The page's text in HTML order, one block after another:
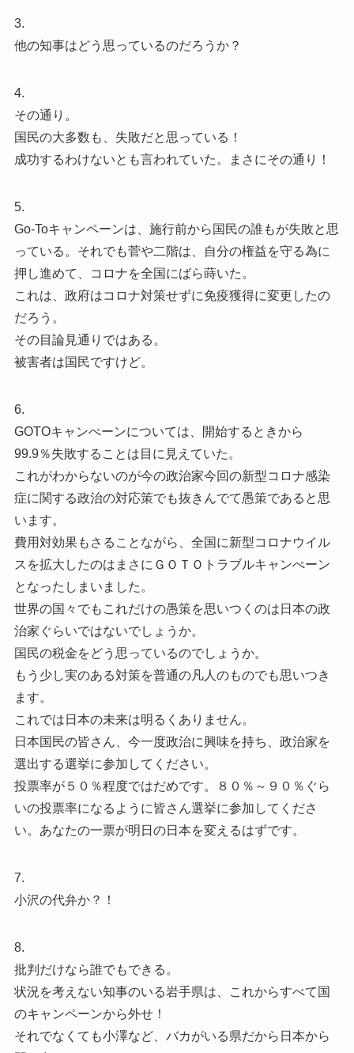
3.
他の知事はどう思っているのだろうか？
4.
その通り。
国民の大多数も、失敗だと思っている！
成功するわけないとも言われていた。まさにその通り！
5.
Go-Toキャンペーンは、施行前から国民の誰もが失敗と思
っている。それでも菅や二階は、自分の権益を守る為に
押し進めて、コロナを全国にばら蒔いた。
これは、政府はコロナ対策せずに免疫獲得に変更したの
だろう。
その目論見通りではある。
被害者は国民ですけど。
6.
GOTOキャンぺーンについては、開始するときから
99.9％失敗することは目に見えていた。
これがわからないのが今の政治家今回の新型コロナ感染
症に関する政治の対応策でも抜きんでて愚策であると思
います。
費用対効果もさることながら、全国に新型コロナウイル
スを拡大したのはまさにＧＯＴＯトラブルキャンぺーン
となったしまいました。
世界の国々でもこれだけの愚策を思いつくのは日本の政
治家ぐらいではないでしょうか。
国民の税金をどう思っているのでしょうか。
もう少し実のある対策を普通の凡人のものでも思いつき
ます。
これでは日本の未来は明るくありません。
日本国民の皆さん、今一度政治に興味を持ち、政治家を
選出する選挙に参加してください。
投票率が５０％程度ではだめです。８０％～９０％ぐら
いの投票率になるように皆さん選挙に参加してくださ
い。あなたの一票が明日の日本を変えるはずです。
7.
小沢の代弁か？！
8.
批判だけなら誰でもできる。
状況を考えない知事のいる岩手県は、これからすべて国
のキャンペーンから外せ！
それでなくても小澤など、バカがいる県だから日本から